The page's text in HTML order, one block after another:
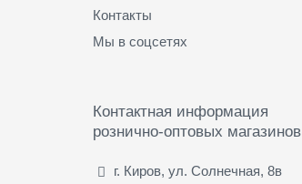
Контакты
Мы в соцсетях
Контактная информация
рознично-оптовых магазинов
г. Киров, ул. Солнечная, 8в